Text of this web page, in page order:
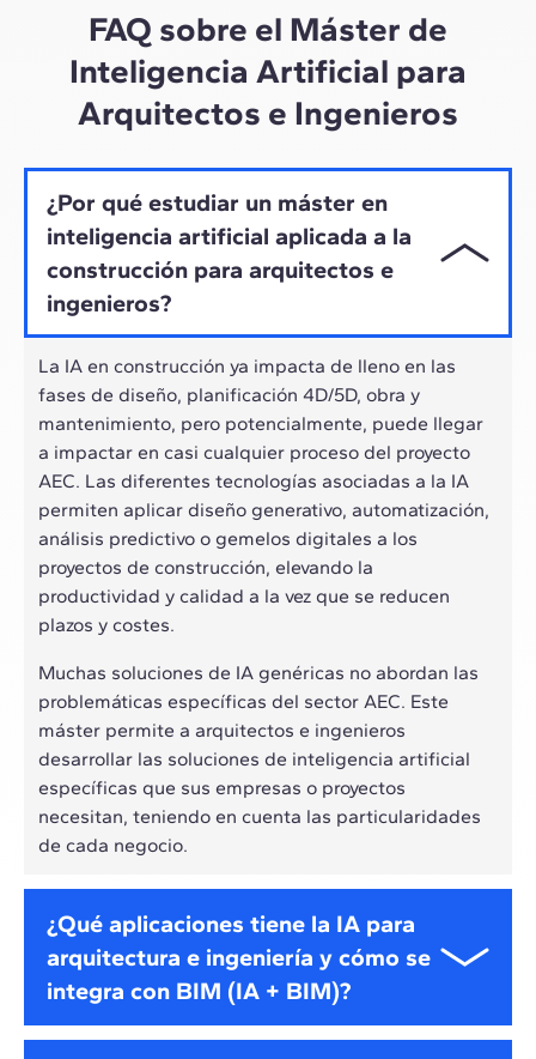
ritmo híbrido de los profesionales actuales.
FAQ sobre el Máster de
Inteligencia Artificial para
Arquitectos e Ingenieros
¿Por qué estudiar un máster en
inteligencia artificial aplicada a la
construcción para arquitectos e
ingenieros?
La IA en construcción ya impacta de lleno en las
fases de diseño, planificación 4D/5D, obra y
mantenimiento, pero potencialmente, puede llegar
a impactar en casi cualquier proceso del proyecto
AEC. Las diferentes tecnologías asociadas a la IA
permiten aplicar diseño generativo, automatización,
análisis predictivo o gemelos digitales a los
proyectos de construcción, elevando la
productividad y calidad a la vez que se reducen
plazos y costes.
Muchas soluciones de IA genéricas no abordan las
problemáticas específicas del sector AEC. Este
máster permite a arquitectos e ingenieros
desarrollar las soluciones de inteligencia artificial
específicas que sus empresas o proyectos
necesitan, teniendo en cuenta las particularidades
de cada negocio.
¿Qué aplicaciones tiene la IA para
arquitectura e ingeniería y cómo se
integra con BIM (IA + BIM)?